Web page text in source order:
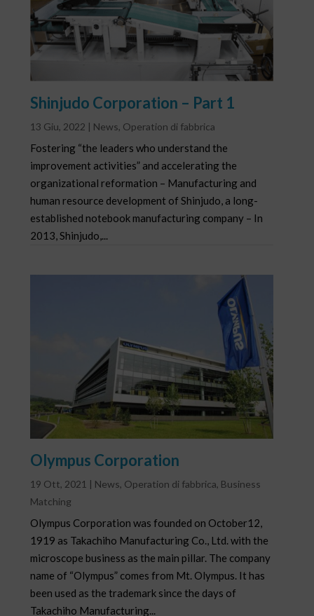
Shinjudo Corporation – Part 1
13 Giu, 2022 | News, Operation di fabbrica
Fostering “the leaders who understand the
improvement activities” and accelerating the
organizational reformation – Manufacturing and
human resource development of Shinjudo, a long-
established notebook manufacturing company – In
2013, Shinjudo,...
Olympus Corporation
19 Ott, 2021 | News, Operation di fabbrica, Business
Matching
Olympus Corporation was founded on October12,
1919 as Takachiho Manufacturing Co., Ltd. with the
microscope business as the main pillar. The company
name of “Olympus” comes from Mt. Olympus. It has
been used as the trademark since the days of
Takachiho Manufacturing...